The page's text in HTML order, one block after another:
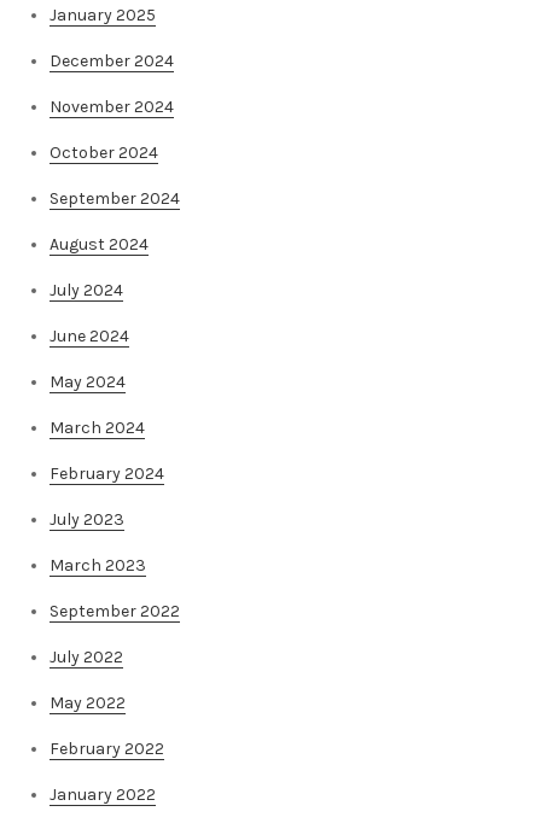
January 2025
December 2024
November 2024
October 2024
September 2024
August 2024
July 2024
June 2024
May 2024
March 2024
February 2024
July 2023
March 2023
September 2022
July 2022
May 2022
February 2022
January 2022